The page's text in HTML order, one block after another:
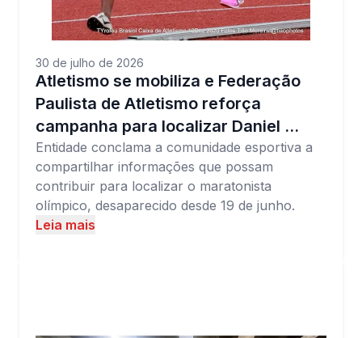
30 de julho de 2026
Atletismo se mobiliza e Federação
Paulista de Atletismo reforça
campanha para localizar Daniel …
Entidade conclama a comunidade esportiva a
compartilhar informações que possam
contribuir para localizar o maratonista
olímpico, desaparecido desde 19 de junho.
Leia mais